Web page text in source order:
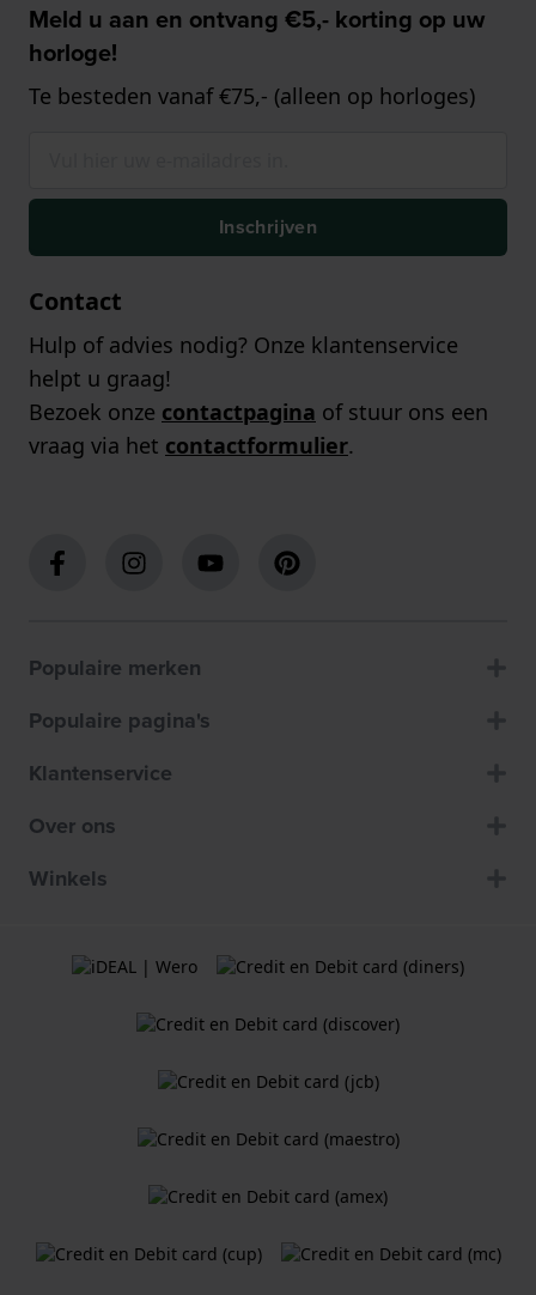
Meld u aan en ontvang €5,- korting op uw
horloge!
Te besteden vanaf €75,- (alleen op horloges)
Inschrijven
Contact
Hulp of advies nodig? Onze klantenservice
helpt u graag!
Bezoek onze contactpagina of stuur ons een
vraag via het contactformulier.
Populaire merken
Populaire pagina's
Klantenservice
Over ons
Winkels